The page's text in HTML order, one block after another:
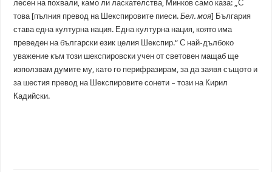
лесен на похвали, камо ли ласкателства, Минков само каза: „С
това [пълния превод на Шекспировите пиеси.Бел. моя] България
става една културна нация. Една културна нация, която има
преведен на български език целия Шекспир.“ С най-дълбоко
уважение към този шекспировски учен от световен мащаб ще
използвам думите му, като го перифразирам, за да заявя същото и
за шестия превод на Шекспировите сонети – този на Кирил
Кадийски.